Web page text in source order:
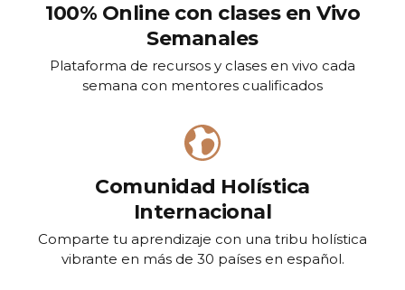
100% Online con clases en Vivo
Semanales
Plataforma de recursos y clases en vivo cada
semana con mentores cualificados
Comunidad Holística
Internacional
Comparte tu aprendizaje con una tribu holística
vibrante en más de 30 países en español.